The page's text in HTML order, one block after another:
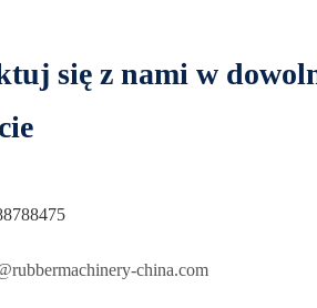
się z nami w
china.com